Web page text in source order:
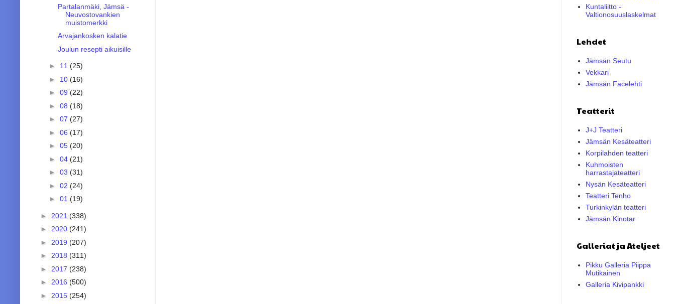
Partalanmäki, Jämsä -
Neuvostovankien
muistomerkki
Arvajankosken kalatie
Joulun resepti aikuisille
► 11 (25)
► 10 (16)
► 09 (22)
► 08 (18)
► 07 (27)
► 06 (17)
► 05 (20)
► 04 (21)
► 03 (31)
► 02 (24)
► 01 (19)
► 2021 (338)
► 2020 (241)
► 2019 (207)
► 2018 (311)
► 2017 (238)
► 2016 (500)
► 2015 (254)
Kuntaliitto -
Valtionosuuslaskelmat
Lehdet
Jämsän Seutu
Vekkari
Jämsän Facelehti
Teatterit
J+J Teatteri
Jämsän Kesäteatteri
Korpilahden teatteri
Kuhmoisten
harrastajateatteri
Nysän Kesäteatteri
Teatteri Tenho
Turkinkylän teatteri
Jämsän Kinotar
Galleriat ja Ateljeet
Pikku Galleria Piippa
Mutikainen
Galleria Kivipankki